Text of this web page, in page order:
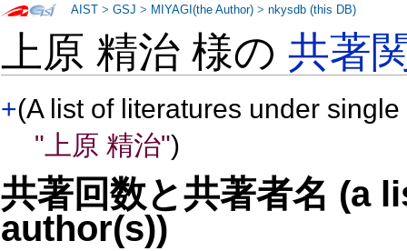
上原 精治 様の共著
+(A list of literatures under
"上原 精治")
共著回数と共著者名 (a
author(s))
AIST >GSJ > MIYAGI(the Author) >nkysdb (this DB)